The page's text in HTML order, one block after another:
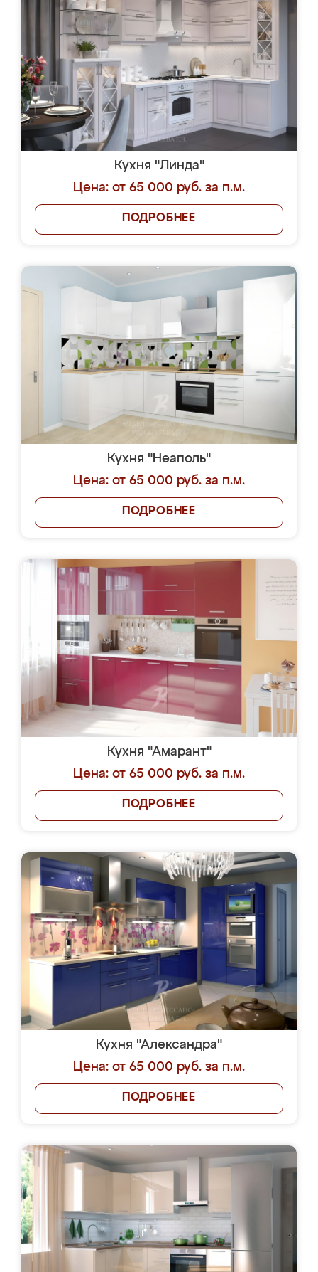
Кухня "Линда"
Цена: от 65 000 руб. за п.м.
ПОДРОБНЕЕ
Кухня "Неаполь"
Цена: от 65 000 руб. за п.м.
ПОДРОБНЕЕ
Кухня "Амарант"
Цена: от 65 000 руб. за п.м.
ПОДРОБНЕЕ
Кухня "Александра"
Цена: от 65 000 руб. за п.м.
ПОДРОБНЕЕ